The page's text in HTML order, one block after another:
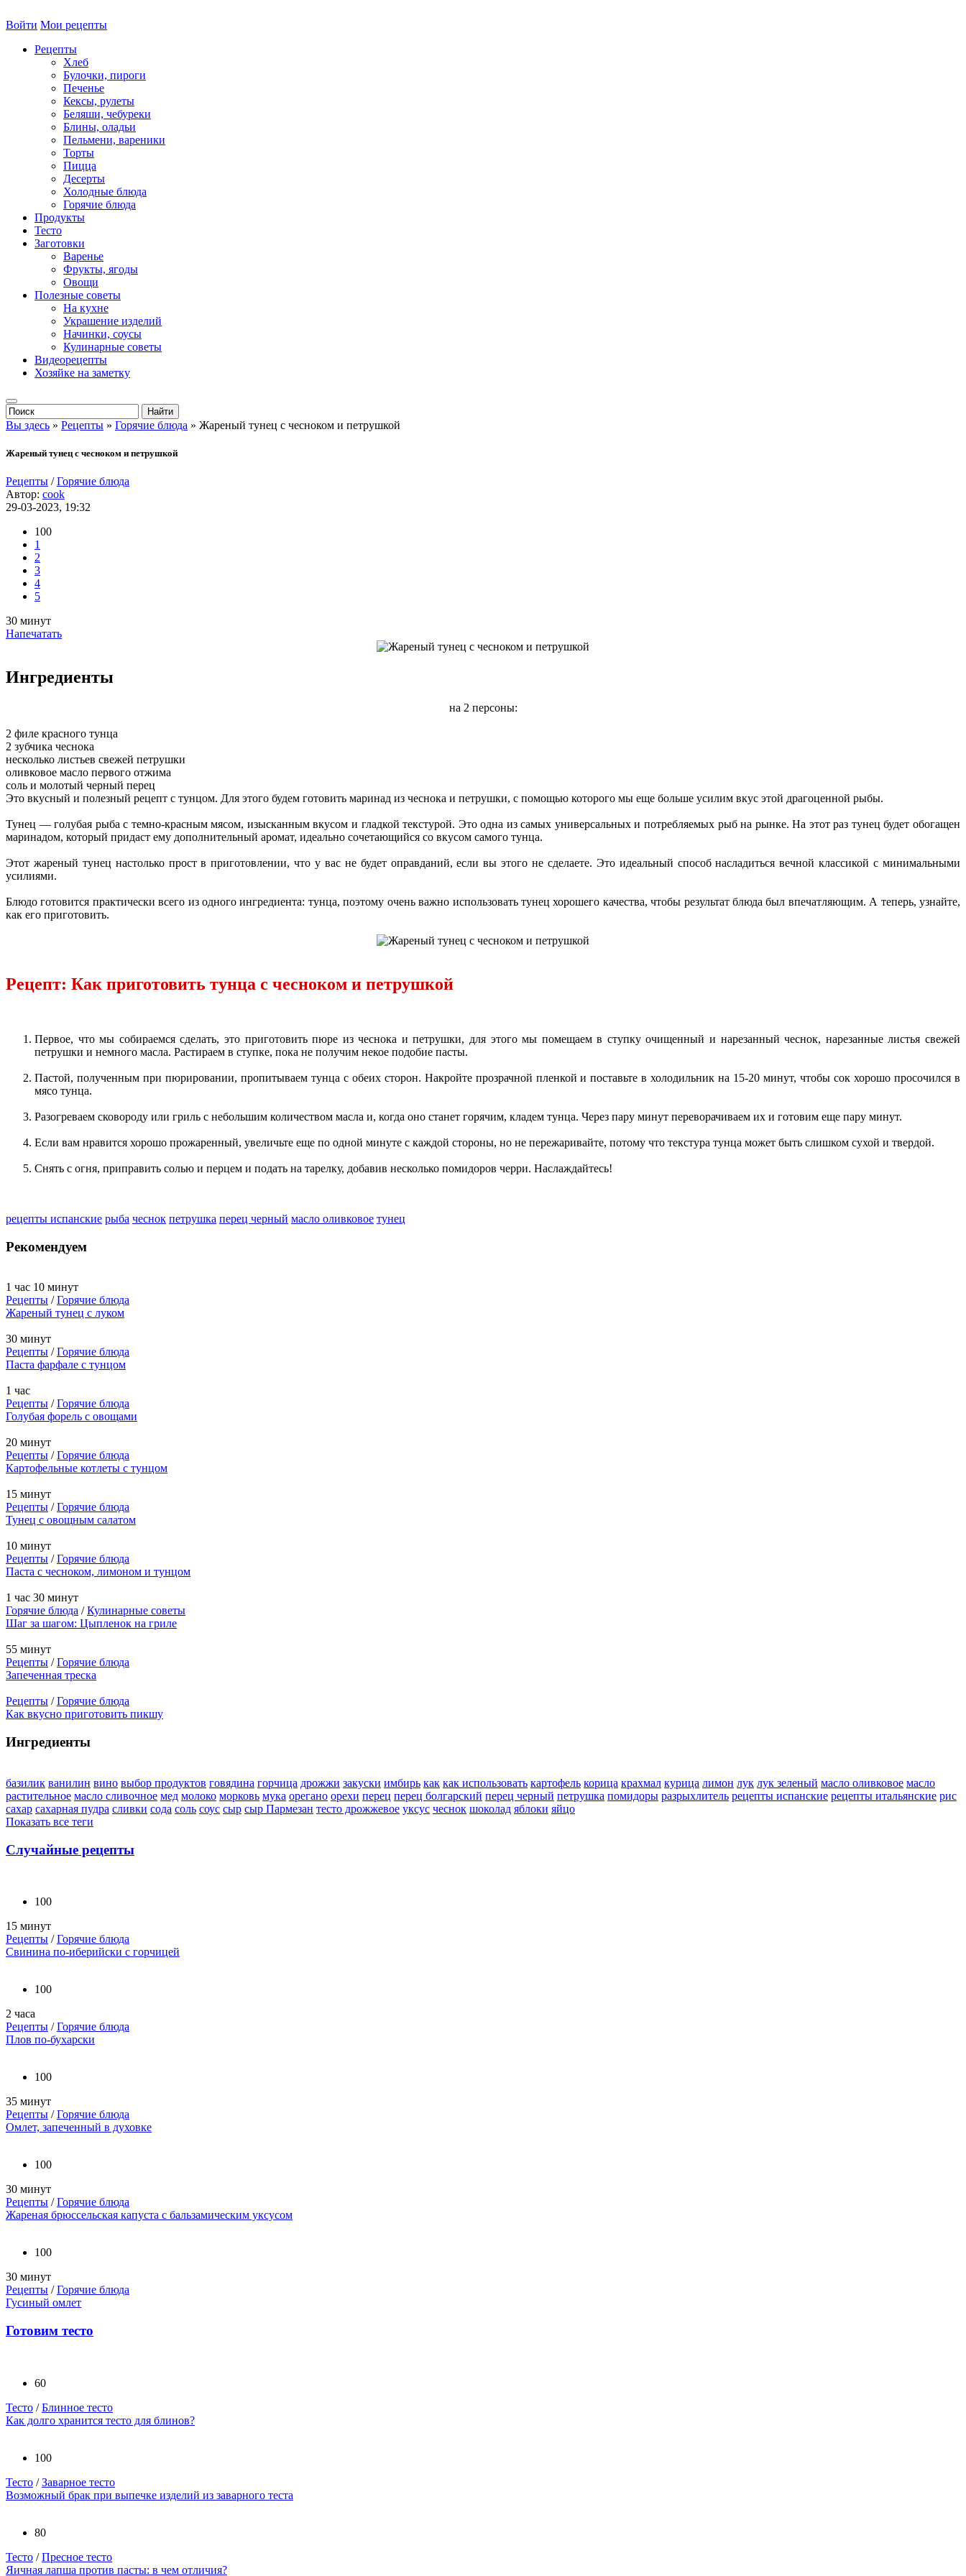
Войти Мои рецепты
Рецепты
Хлеб
Булочки, пироги
Печенье
Кексы, рулеты
Беляши, чебуреки
Блины, оладьи
Пельмени, вареники
Торты
Пицца
Десерты
Холодные блюда
Горячие блюда
Продукты
Тесто
Заготовки
Варенье
Фрукты, ягоды
Овощи
Полезные советы
На кухне
Украшение изделий
Начинки, соусы
Кулинарные советы
Видеорецепты
Хозяйке на заметку
Вы здесь » Рецепты » Горячие блюда » Жареный тунец с чесноком и петрушкой
Жареный тунец с чесноком и петрушкой
Рецепты /Горячие блюда
Автор: cook
29-03-2023, 19:32
100
1
2
3
4
5
30 минут
Напечатать
Ингредиенты
на 2 персоны:
2 филе красного тунца
2 зубчика чеснока
несколько листьев свежей петрушки
оливковое масло первого отжима
соль и молотый черный перец
Это вкусный и полезный рецепт с тунцом. Для этого будем готовить маринад из чеснока и петрушки, с помощью которого мы еще больше усилим вкус этой драгоценной рыбы.
Тунец — голубая рыба с темно-красным мясом, изысканным вкусом и гладкой текстурой. Это одна из самых универсальных и потребляемых рыб на рынке. На этот раз тунец будет обогащен
маринадом, который придаст ему дополнительный аромат, идеально сочетающийся со вкусом самого тунца.
Этот жареный тунец настолько прост в приготовлении, что у вас не будет оправданий, если вы этого не сделаете. Это идеальный способ насладиться вечной классикой с минимальными
усилиями.
Блюдо готовится практически всего из одного ингредиента: тунца, поэтому очень важно использовать тунец хорошего качества, чтобы результат блюда был впечатляющим. А теперь, узнайте,
как его приготовить.
Рецепт: Как приготовить тунца с чесноком и петрушкой
Первое, что мы собираемся сделать, это приготовить пюре из чеснока и петрушки, для этого мы помещаем в ступку очищенный и нарезанный чеснок, нарезанные листья свежей
петрушки и немного масла. Растираем в ступке, пока не получим некое подобие пасты.
Пастой, полученным при пюрировании, пропитываем тунца с обеих сторон. Накройте прозрачной пленкой и поставьте в холодильник на 15-20 минут, чтобы сок хорошо просочился в
мясо тунца.
Разогреваем сковороду или гриль с небольшим количеством масла и, когда оно станет горячим, кладем тунца. Через пару минут переворачиваем их и готовим еще пару минут.
Если вам нравится хорошо прожаренный, увеличьте еще по одной минуте с каждой стороны, но не пережаривайте, потому что текстура тунца может быть слишком сухой и твердой.
Снять с огня, приправить солью и перцем и подать на тарелку, добавив несколько помидоров черри. Наслаждайтесь!
рецепты испанские рыба чеснок петрушка перец черный масло оливковое тунец
Рекомендуем
1 час 10 минут
Рецепты /Горячие блюда
Жареный тунец с луком
30 минут
Рецепты /Горячие блюда
Паста фарфале с тунцом
1 час
Рецепты /Горячие блюда
Голубая форель с овощами
20 минут
Рецепты /Горячие блюда
Картофельные котлеты с тунцом
15 минут
Рецепты /Горячие блюда
Тунец с овощным салатом
10 минут
Рецепты /Горячие блюда
Паста с чесноком, лимоном и тунцом
1 час 30 минут
Горячие блюда /Кулинарные советы
Шаг за шагом: Цыпленок на гриле
55 минут
Рецепты /Горячие блюда
Запеченная треска
Рецепты /Горячие блюда
Как вкусно приготовить пикшу
Ингредиенты
базилик ванилин вино выбор продуктов говядина горчица дрожжи закуски имбирь как как использовать картофель корица крахмал курица лимон лук лук зеленый масло оливковое масло
растительное масло сливочное мед молоко морковь мука орегано орехи перец перец болгарский перец черный петрушка помидоры разрыхлитель рецепты испанские рецепты итальянские рис
сахар сахарная пудра сливки сода соль соус сыр сыр Пармезан тесто дрожжевое уксус чеснок шоколад яблоки яйцо
Показать все теги
Случайные рецепты
100
15 минут
Рецепты /Горячие блюда
Свинина по-иберийски с горчицей
100
2 часа
Рецепты /Горячие блюда
Плов по-бухарски
100
35 минут
Рецепты /Горячие блюда
Омлет, запеченный в духовке
100
30 минут
Рецепты /Горячие блюда
Жареная брюссельская капуста с бальзамическим уксусом
100
30 минут
Рецепты /Горячие блюда
Гусиный омлет
Готовим тесто
60
Тесто /Блинное тесто
Как долго хранится тесто для блинов?
100
Тесто /Заварное тесто
Возможный брак при выпечке изделий из заварного теста
80
Тесто /Пресное тесто
Яичная лапша против пасты: в чем отличия?